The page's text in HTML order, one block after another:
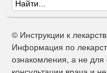
Ф
о
р
м
© Инструкции к
Информация по
ознакомления, а не